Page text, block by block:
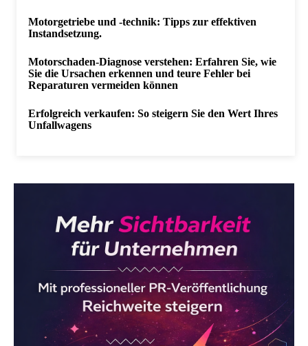
Motorgetriebe und -technik: Tipps zur effektiven
Instandsetzung.
Motorschaden-Diagnose verstehen: Erfahren Sie, wie
Sie die Ursachen erkennen und teure Fehler bei
Reparaturen vermeiden können
Erfolgreich verkaufen: So steigern Sie den Wert Ihres
Unfallwagens